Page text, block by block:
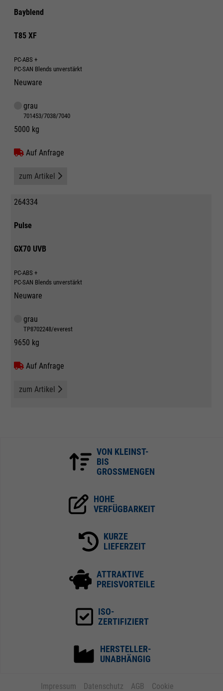
Bayblend
T85 XF
PC-ABS +
PC-SAN Blends unverstärkt
Neuware
grau
701453/7038/7040
5000 kg
Auf Anfrage
zum Artikel
264334
Pulse
GX70 UVB
PC-ABS +
PC-SAN Blends unverstärkt
Neuware
grau
TP8702248/everest
9650 kg
Auf Anfrage
zum Artikel
VON KLEINST-
BIS
GROSSMENGEN
HOHE
VERFÜGBARKEIT
KURZE
LIEFERZEIT
ATTRAKTIVE
PREISVORTEILE
ISO-
ZERTIFIZIERT
HERSTELLER-
UNABHÄNGIG
Impressum Datenschutz AGB Cookie